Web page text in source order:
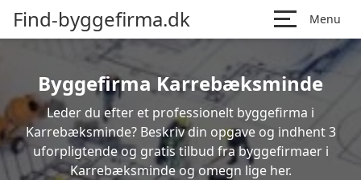
Find-byggefirma.dk Menu
Byggefirma Karrebæksminde
Leder du efter et professionelt byggefirma i
Karrebæksminde? Beskriv din opgave og indhent 3
uforpligtende og gratis tilbud fra byggefirmaer i
Karrebæksminde og omegn lige her.